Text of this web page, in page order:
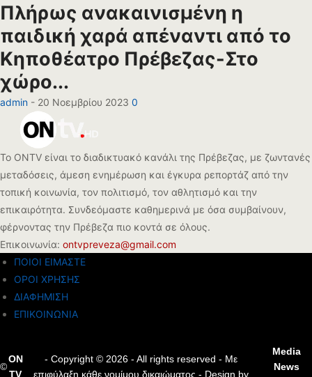
Πλήρως ανακαινισμένη η
παιδική χαρά απέναντι από το
Κηποθέατρο Πρέβεζας-Στο
χώρο...
admin - 20 Νοεμβρίου 2023 0
Το ONTV είναι το διαδικτυακό κανάλι της Πρέβεζας, με ζωντανές
μεταδόσεις, άμεση ενημέρωση και έγκυρα ρεπορτάζ από την
τοπική κοινωνία, τον πολιτισμό, τον αθλητισμό και την
επικαιρότητα. Συνδεόμαστε καθημερινά με όσα συμβαίνουν,
φέρνοντας την Πρέβεζα πιο κοντά σε όλους.
Επικοινωνία: ontvpreveza@gmail.com
ΠΟΙΟΙ ΕΙΜΑΣΤΕ
ΟΡΟΙ ΧΡΗΣΗΣ
ΔΙΑΦΗΜΙΣΗ
ΕΠΙΚΟΙΝΩΝΙΑ
©
ON
TV
- Copyright © 2026 - All rights reserved - Με
επιφύλαξη κάθε νομίμου δικαιώματος - Design by
Media
News